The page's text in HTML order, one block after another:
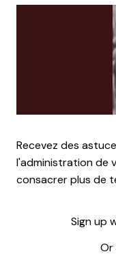
Recevez des
l'administration de
consacrer plus de
Sign up
Or